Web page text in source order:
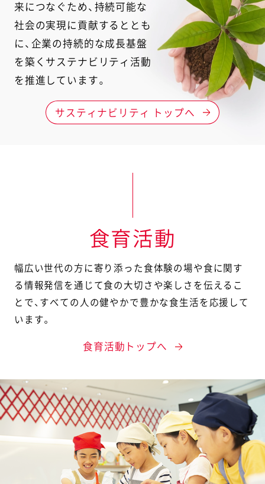
来につなぐため、持続可能な
社会の実現に貢献するととも
に、 企業の持続的な成長基盤
を築くサステナビリティ活動
を推進しています。
サスティナビリティ トップへ
食育活動
幅広い世代の方に寄り添った食体験の場や食に関す
る情報発信を通じて食の大切さや楽しさを伝えるこ
とで、 すべての人の健やかで豊かな食生活を応援して
います。
食育活動トップへ